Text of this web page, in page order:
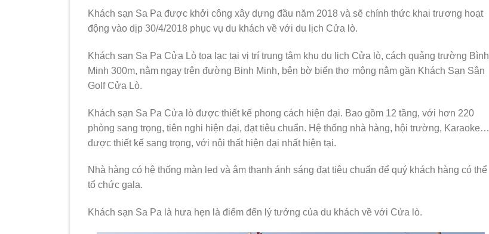
Khách sạn Sa Pa được khởi công xây dựng đầu năm 2018 và sẽ chính thức khai trương hoạt
động vào dịp 30/4/2018 phục vụ du khách về với du lịch Cửa lò.
Khách sạn Sa Pa Cửa Lò tọa lạc tại vị trí trung tâm khu du lịch Cửa lò, cách quảng trường Bình
Minh 300m, nằm ngay trên đường Binh Minh, bên bờ biển thơ mộng nằm gần Khách Sạn Sân
Golf Cửa Lò.
Khách sạn Sa Pa Cửa lò được thiết kế phong cách hiện đại. Bao gồm 12 tầng, với hơn 220
phòng sang trọng, tiên nghi hiện đại, đạt tiêu chuẩn. Hệ thống nhà hàng, hội trường, Karaoke…
được thiết kế sang trọng, với nội thất hiện đại nhất hiện tại.
Nhà hàng có hệ thống màn led và âm thanh ánh sáng đạt tiêu chuẩn để quý khách hàng có thể
tổ chức gala.
Khách sạn Sa Pa là hưa hẹn là điểm đến lý tưởng của du khách về với Cửa lò.